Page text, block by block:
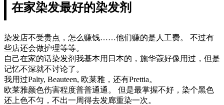
在家染发最好的染发剂
染发店不受贵点，怎么赚钱……他们赚的是人工费。 不过有
些店还会做护理等等。
自己在家的话染发剂我基本用日本的，施华蔻好像用过，但是
记忆不深就不讨论了。
我用过Palty, Beauteen, 欧莱雅，还有Prettia。
欧莱雅颜色伤害程度普普通通。 但是最掌握不好，染个黑色
还上色不匀，不出一周得去发廊重染一次。